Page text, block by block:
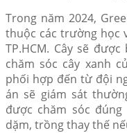
Trong năm 2024,
thuộc các trường học
TP.HCM. Cây sẽ
chăm sóc cây xanh
phối hợp đến từ đội
án sẽ giám sát
được chăm sóc
dặm, trồng thay thế